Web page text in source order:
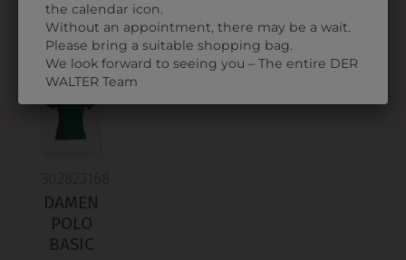
ZULETZT ANGESEHEN
DAMEN
POLO
BASIC
the calendar icon.
Without an appointment, there may be a wait.
Please bring a suitable shopping bag.
We look forward to seeing you – The entire DER
WALTER Team